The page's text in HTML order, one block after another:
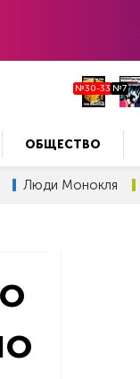
№30-33 №7
ОБЩЕСТВО
Люди Монокля